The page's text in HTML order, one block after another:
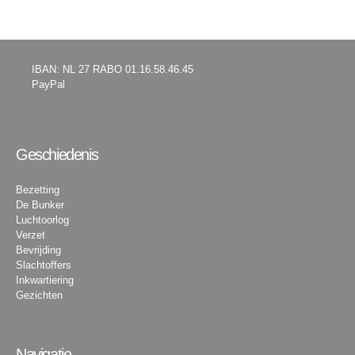
IBAN: NL 27 RABO 01.16.58.46.45
PayPal
Geschiedenis
Bezetting
De Bunker
Luchtoorlog
Verzet
Bevrijding
Slachtoffers
Inkwartiering
Gezichten